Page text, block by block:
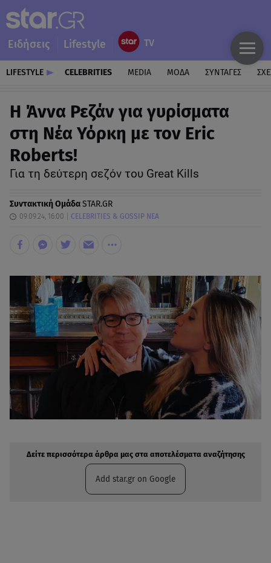
Ειδήσεις Lifestyle
LIFESTYLE CELEBRITIES MEDIA ΜΟΔΑ ΣΥΝΤΑΓΕΣ
Η Άννα Ρεζάν για γυρίσματα
στη Νέα Υόρκη με τον Eric
Roberts!
Για τη δεύτερη σεζόν του Great Kills
Συντακτική ΟμάδαSTAR.GR
09.09.24, 16:00 CELEBRITIES & GOSSIP ΝΕΑ
Δείτε περισσότερα άρθρα μας στα αποτελέσματα αναζήτησης
Add star.gr on Google